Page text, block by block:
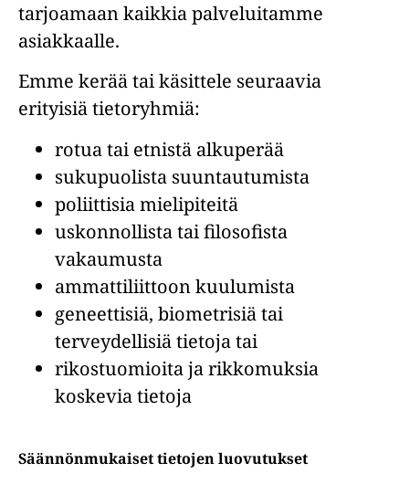
tarjoamaan kaikkia palveluitamme
asiakkaalle.
Emme kerää tai käsittele seuraavia
erityisiä tietoryhmiä:
rotua tai etnistä alkuperää
sukupuolista suuntautumista
poliittisia mielipiteitä
uskonnollista tai filosofista
vakaumusta
ammattiliittoon kuulumista
geneettisiä, biometrisiä tai
terveydellisiä tietoja tai
rikostuomioita ja rikkomuksia
koskevia tietoja
Säännönmukaiset tietojen luovutukset